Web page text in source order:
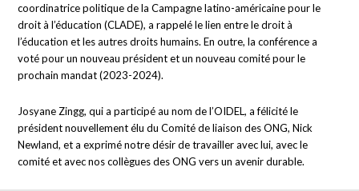
coordinatrice politique de la Campagne latino-américaine pour le
droit à l’éducation (CLADE), a rappelé le lien entre le droit à
l’éducation et les autres droits humains. En outre, la conférence a
voté pour un nouveau président et un nouveau comité pour le
prochain mandat (2023-2024).
Josyane Zingg, qui a participé au nom de l’OIDEL, a félicité le
président nouvellement élu du Comité de liaison des ONG, Nick
Newland, et a exprimé notre désir de travailler avec lui, avec le
comité et avec nos collègues des ONG vers un avenir durable.